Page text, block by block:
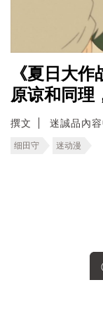
《夏日大
原谅和同理
撰文 迷誠品內
细田守 迷动漫